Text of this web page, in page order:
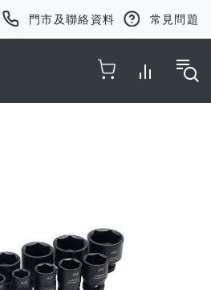
門市及聯絡資料 常見問題